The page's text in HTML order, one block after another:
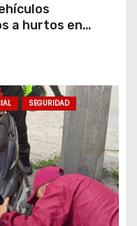
a hurtos en
Zipaquirá
SEGURIDAD